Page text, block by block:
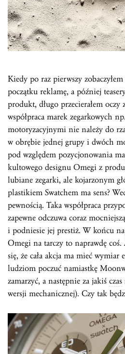
Kiedy po raz pierwszy
początku reklamę, a później
produkt, długo przecierałem
współpraca marek zegarkowych
motoryzacyjnymi nie należy do
w obrębie jednej grupy i dwóch
pod względem pozycjonowania
kultowego designu Omegi z
lubiane zegarki, ale kojarzonym
plastikiem Swatchem ma sens?
pewnością. Taka współpraca
zapewne odczuwa coraz
i podniesie jej prestiż. W końcu
Omegi na tarczy to naprawdę coś.
się, że cała akcja ma mieć
ludziom poczuć namiastkę
zamarzyć, a następnie za jakiś czas
wersji mechanicznej). Czy tak